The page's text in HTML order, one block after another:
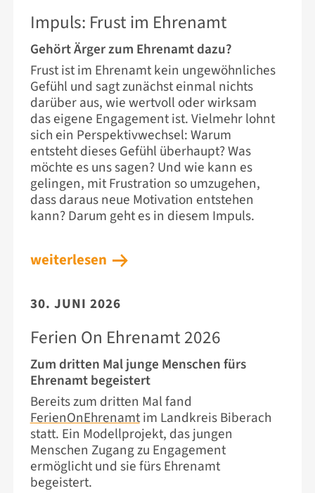
Impuls: Frust im Ehrenamt
Gehört Ärger zum Ehrenamt dazu?
Frust ist im Ehrenamt kein ungewöhnliches
Gefühl und sagt zunächst einmal nichts
darüber aus, wie wertvoll oder wirksam
das eigene Engagement ist. Vielmehr lohnt
sich ein Perspektivwechsel: Warum
entsteht dieses Gefühl überhaupt? Was
möchte es uns sagen? Und wie kann es
gelingen, mit Frustration so umzugehen,
dass daraus neue Motivation entstehen
kann? Darum geht es in diesem Impuls.
weiterlesen
30. JUNI 2026
Ferien On Ehrenamt 2026
Zum dritten Mal junge Menschen fürs
Ehrenamt begeistert
Bereits zum dritten Mal fand
FerienOnEhrenamtim Landkreis Biberach
statt. Ein Modellprojekt, das jungen
Menschen Zugang zu Engagement
ermöglicht und sie fürs Ehrenamt
begeistert.